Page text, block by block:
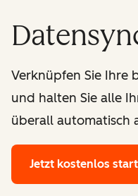
Verknüpfen Sie Ihre
und halten Sie alle
überall automatisch
Jetzt kostenlos